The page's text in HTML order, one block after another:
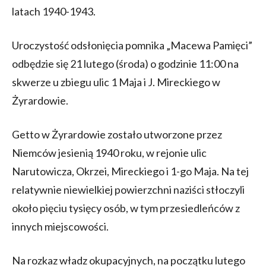
latach 1940-1943.
Uroczystość odsłonięcia pomnika „Macewa Pamięci”
odbędzie się 21 lutego (środa) o godzinie 11:00 na
skwerze u zbiegu ulic 1 Maja i J. Mireckiego w
Żyrardowie.
Getto w Żyrardowie zostało utworzone przez
Niemców jesienią 1940 roku, w rejonie ulic
Narutowicza, Okrzei, Mireckiego i 1-go Maja. Na tej
relatywnie niewielkiej powierzchni naziści stłoczyli
około pięciu tysięcy osób, w tym przesiedleńców z
innych miejscowości.
Na rozkaz władz okupacyjnych, na początku lutego